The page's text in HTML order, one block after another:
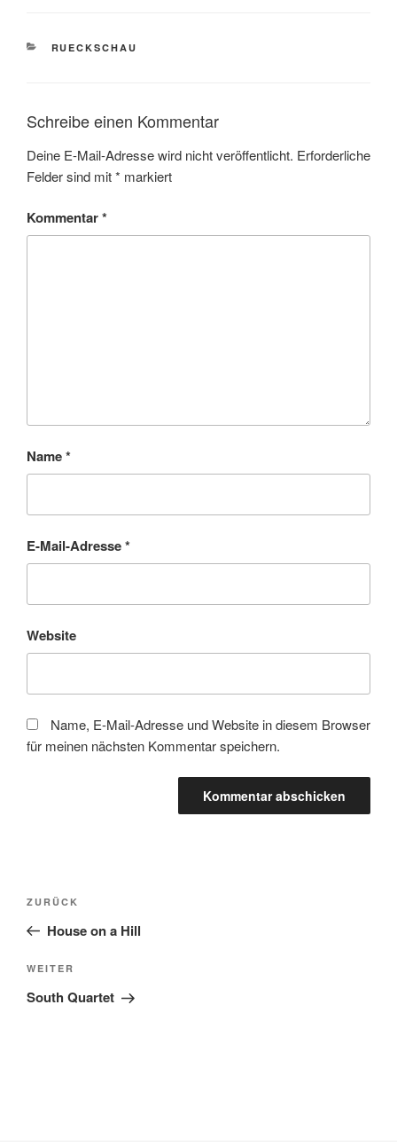
KATEGORIEN
RUECKSCHAU
Schreibe einen Kommentar
Deine E-Mail-Adresse wird nicht veröffentlicht. Erforderliche
Felder sind mit* markiert
Kommentar*
Name*
E-Mail-Adresse*
Website
Name, E-Mail-Adresse und Website in diesem Browser
für meinen nächsten Kommentar speichern.
Beitragsnavigation
Vorheriger
Beitrag
ZURÜCK
House on a Hill
Nächster
Beitrag
WEITER
South Quartet